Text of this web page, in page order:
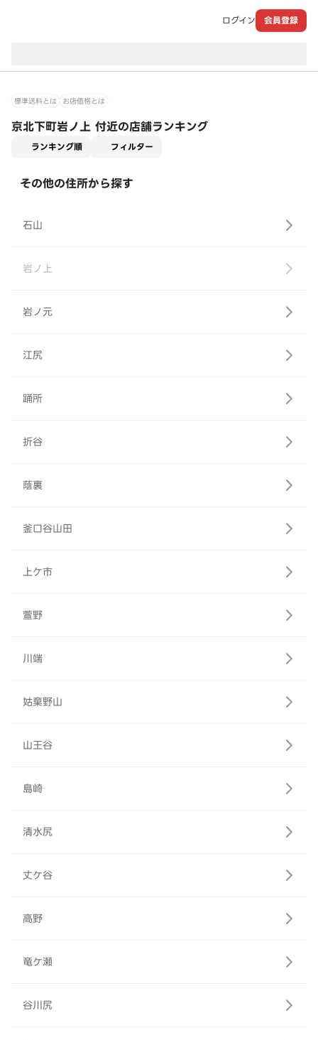
ログイン 会員登録
標準送料とは お店価格とは
京北下町岩ノ上 付近の店舗ランキング
ランキング順 フィルター
その他の住所から探す
石山
岩ノ上
岩ノ元
江尻
踊所
折谷
蔭裏
釜口谷山田
上ケ市
萱野
川端
姑棄野山
山王谷
島崎
清水尻
丈ケ谷
高野
竜ケ瀬
谷川尻